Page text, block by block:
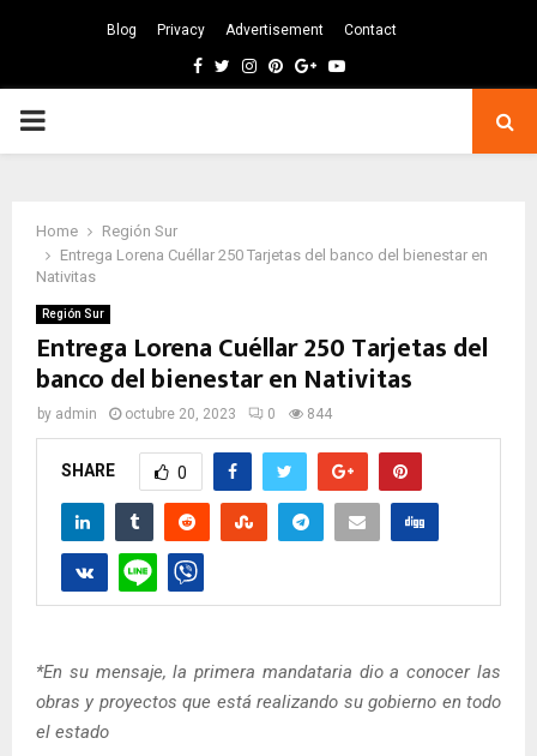
Blog Privacy Advertisement Contact
Facebook
TwitterInstagram
Pinterest
GoogleYoutube
PRIMARY
Home
Región Sur
Entrega Lorena Cuéllar 250 Tarjetas del banco del bienestar en
Nativitas
Región Sur
Entrega Lorena Cuéllar 250 Tarjetas del
banco del bienestar en Nativitas
by admin octubre 20, 2023 0 844
SHARE 0
*En su mensaje, la primera mandataria dio a conocer las
obras y proyectos que está realizando su gobierno en todo
el estado